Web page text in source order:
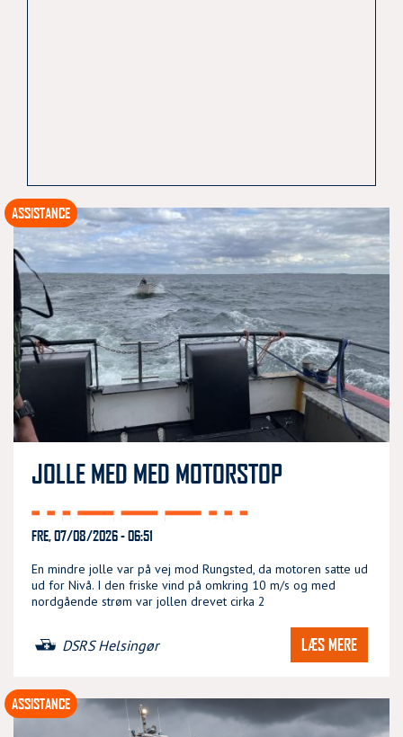
JOLLE MED MED MOTORSTOP
FRE, 07/08/2026 - 06:51
En mindre jolle var på vej mod Rungsted, da motoren satte ud
ud for Nivå. I den friske vind på omkring 10 m/s og med
nordgående strøm var jollen drevet cirka 2
DSRS Helsingør LÆS MERE
ASSISTANCE
ASSISTANCE